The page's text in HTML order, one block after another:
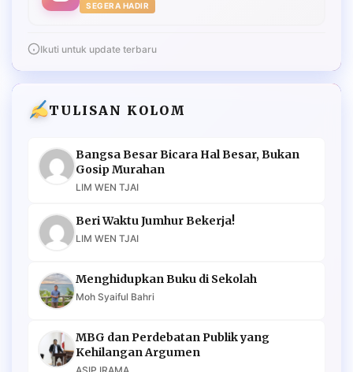
SEGERA HADIR
Ikuti untuk update terbaru
TULISAN KOLOM
Bangsa Besar Bicara Hal Besar, Bukan
Gosip Murahan
LIM WEN TJAI
Beri Waktu Jumhur Bekerja!
LIM WEN TJAI
Menghidupkan Buku di Sekolah
Moh Syaiful Bahri
MBG dan Perdebatan Publik yang
Kehilangan Argumen